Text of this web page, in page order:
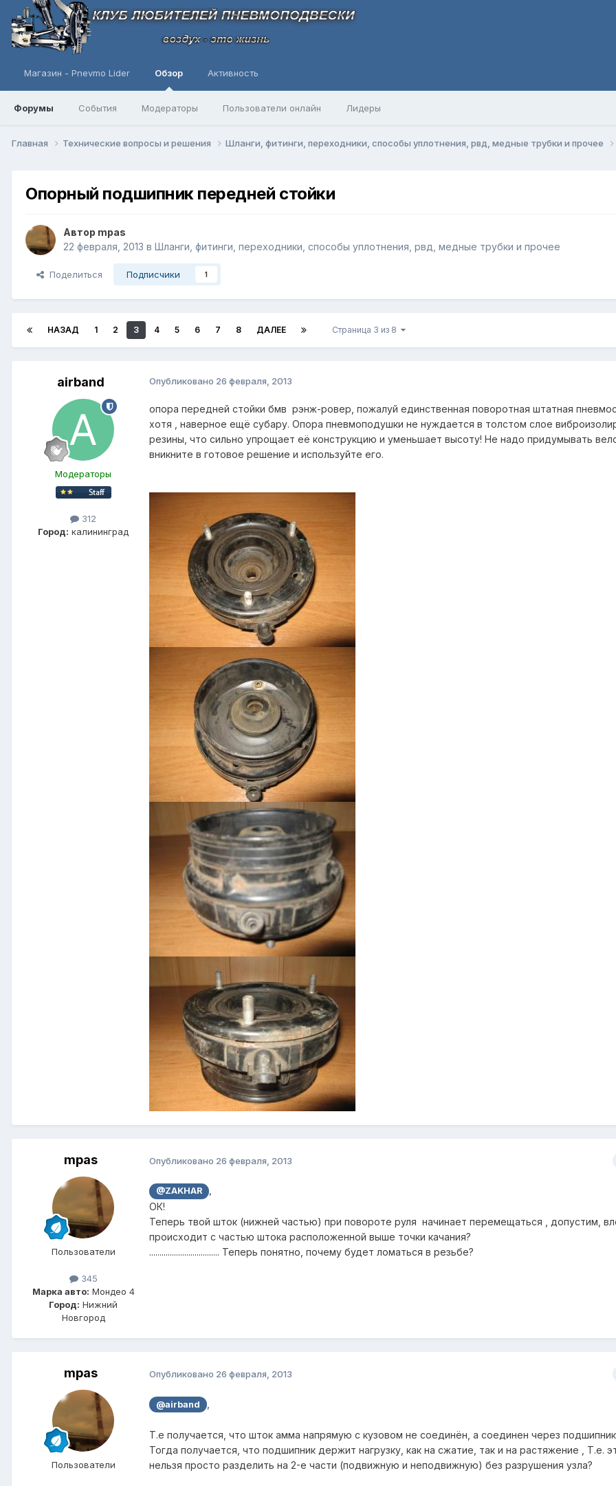
Магазин - Pnevmo Lider Обзор
Форумы События Модераторы Пользователи онлайн Лидеры
Активность
Главная Технические вопросы и решения Шланги, фитинги, переходники, способы уплотнения, рвд, медные трубки и прочее
Опорный подшипник передней стойки
Автор mpas
22 февраля, 2013 в Шланги, фитинги, переходники, способы уплотнения, рвд, медные трубки и прочее
Поделиться Подписчики 1
НАЗАД 1 2 3 4 5 6 7 8 ДАЛЕЕ Страница 3 из 8
airband
Модераторы
312
Город: калининград
Опубликовано 26 февраля, 2013
опора передней стойки бмв рэнж-ровер, пожалуй единственная поворотная штатная
хотя , наверное ещё субару. Опора пневмоподушки не нуждается в толстом слое
резины, что сильно упрощает её конструкцию и уменьшает высоту! Не надо придумывать
вникните в готовое решение и используйте его.
mpas
Пользователи
345
Марка авто: Мондео 4
Город: Нижний
Новгород
Опубликовано 26 февраля, 2013
@ZAKHAR
ОК!
Теперь твой шток (нижней частью) при повороте руля начинает перемещаться , допустим,
происходит с частью штока расположенной выше точки качания?
.................................. Теперь понятно, почему будет ломаться в резьбе?
mpas
Пользователи
Опубликовано 26 февраля, 2013
@airband
Т.е получается, что шток амма напрямую с кузовом не соединён, а соединен через
Тогда получается, что подшипник держит нагрузку, как на сжатие, так и на растяжение , Т.е.
нельзя просто разделить на 2-е части (подвижную и неподвижную) без разрушения узла?